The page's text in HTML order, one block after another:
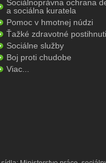
Sociálnoprávna ochrana
a sociálna kuratela
Pomoc v hmotnej núdzi
Ťažké zdravotné
Sociálne služby
Boj proti chudobe
Viac...